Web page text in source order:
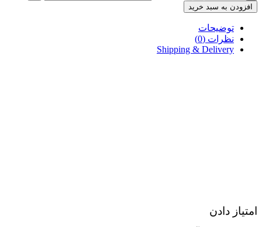
افزودن به سبد خرید
توضیحات
نظرات (0)
Shipping & Delivery
امتیاز دادن